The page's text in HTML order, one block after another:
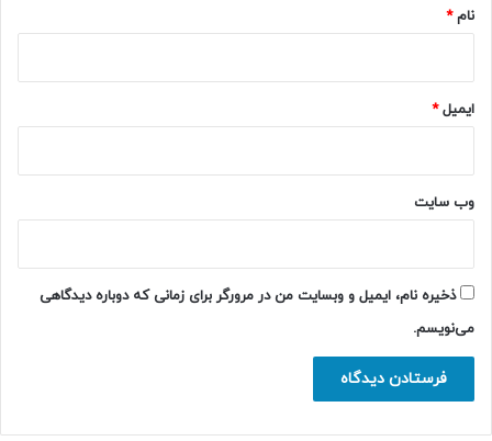
نام*
ایمیل*
وب‌ سایت
ذخیره نام، ایمیل و وبسایت من در مرورگر برای زمانی که دوباره دیدگاهی
می‌نویسم.